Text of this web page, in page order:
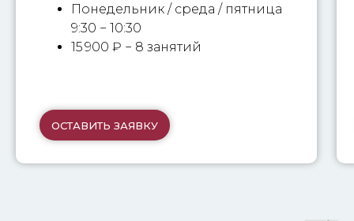
Понедельник / среда / пятница
9:30 − 10:30
15 900 ₽ − 8 занятий
ОСТАВИТЬ ЗАЯВКУ